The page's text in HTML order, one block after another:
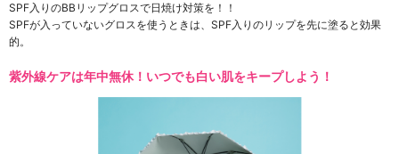
SPF入りのBBリップグロスで日焼け対策を！！
SPFが入っていないグロスを使うときは、SPF入りのリップを先に塗ると効果
的。
紫外線ケアは年中無休！いつでも白い肌をキープしよう！